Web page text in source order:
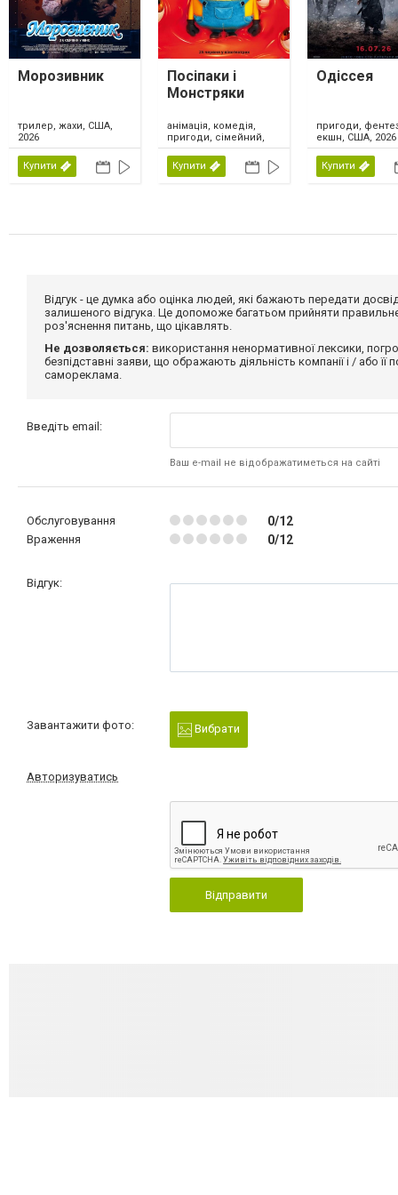
Морозивник
трилер, жахи, США,
2026
Купити
Посіпаки і
Монстряки
анімація, комедія,
пригоди, сімейний,
США, 2026
Купити
Одіссея
пригоди,
екшн, США, 2026
Купити
Відгук - це думка або оцінка людей, які бажають передати
залишеного відгука. Це допоможе багатьом прийняти
роз'яснення питань, що цікавлять.
Не дозволяється: використання ненормативної лексики,
безпідставні заяви, що ображають діяльність компанії і / або
самореклама.
Введіть email:
Ваш e-mail не відображатиметься на сайті
Обслуговування 0/12
Враження 0/12
Відгук:
Завантажити фото: Вибрати
Авторизуватись
Відправити